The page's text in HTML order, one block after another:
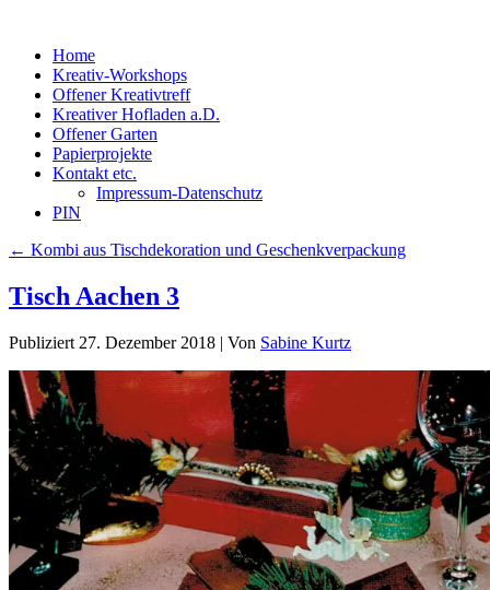
Home
Kreativ-Workshops
Offener Kreativtreff
Kreativer Hofladen a.D.
Offener Garten
Papierprojekte
Kontakt etc.
Impressum-Datenschutz
PIN
← Kombi aus Tischdekoration und Geschenkverpackung
Tisch Aachen 3
Publiziert 27. Dezember 2018 | Von Sabine Kurtz